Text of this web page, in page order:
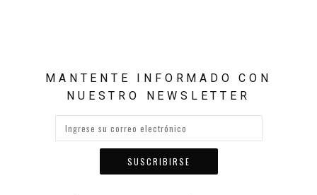
MANTENTE INFORMADO CON
NUESTRO NEWSLETTER
SUSCRIBIRSE